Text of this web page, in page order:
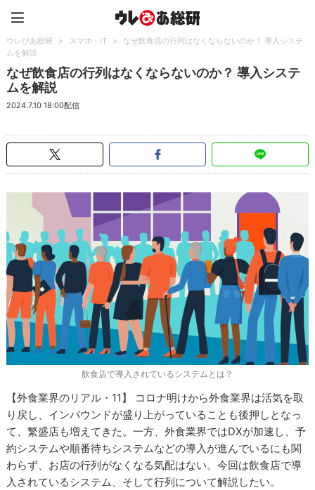
ウレぴあ総研 > スマホ・IT >
なぜ飲食店の行列はなくならないのか？ 導入システ
ムを解説
なぜ飲食店の行列はなくならないのか？ 導入システ
ムを解説
2024.7.10 18:00配信
飲食店で導入されているシステムとは？
【外食業界のリアル・11】 コロナ明けから外食業界は活気を取
り戻し、インバウンドが盛り上がっていることも後押しとなっ
て、繁盛店も増えてきた。一方、外食業界ではDXが加速し、予
約システムや順番待ちシステムなどの導入が進んでいるにも関
わらず、お店の行列がなくなる気配はない。今回は飲食店で導
入されているシステム、そして行列について解説したい。